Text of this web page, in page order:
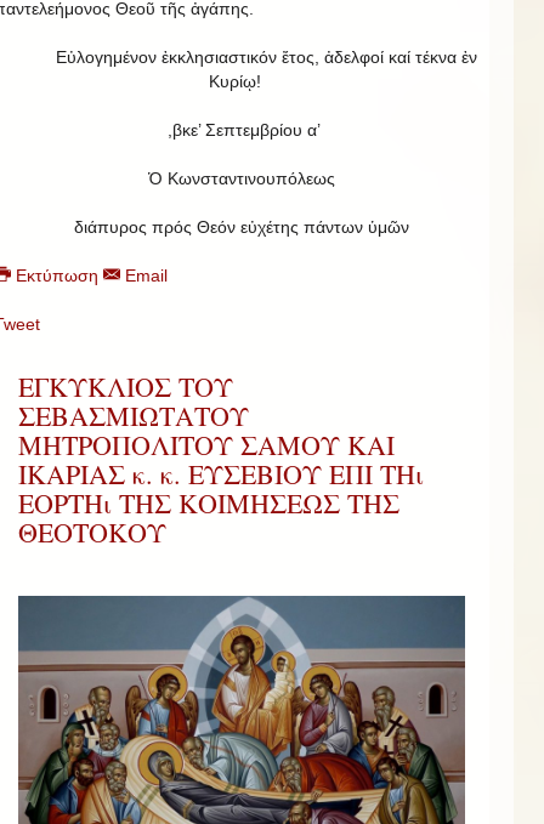
Θεοῦ τῆς ἀγάπης.
Εὐλογημένον ἐκκλησιαστικόν ἔτος, ἀδελφοί καί τέκνα ἐν
Κυρίῳ!
,βκε’ Σεπτεμβρίου α’
Ὁ Κωνσταντινουπόλεως
διάπυρος πρός Θεόν εὐχέτης πάντων ὑμῶν
Εκτύπωση Email
ΕΓΚΥΚΛΙΟΣ ΤΟΥ
ΣΕΒΑΣΜΙΩΤΑΤΟΥ
ΜΗΤΡΟΠΟΛΙΤΟΥ ΣΑΜΟΥ ΚΑΙ
ΙΚΑΡΙΑΣ κ. κ. ΕΥΣΕΒΙΟΥ ΕΠΙ ΤΗι
ΕΟΡΤΗι ΤΗΣ ΚΟΙΜΗΣΕΩΣ ΤΗΣ
ΘΕΟΤΟΚΟΥ